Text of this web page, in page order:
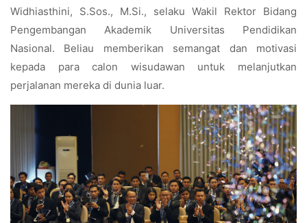
Widhiasthini, S.Sos., M.Si., selaku Wakil Rektor Bidang
Pengembangan Akademik Universitas Pendidikan
Nasional. Beliau memberikan semangat dan motivasi
kepada para calon wisudawan untuk melanjutkan
perjalanan mereka di dunia luar.